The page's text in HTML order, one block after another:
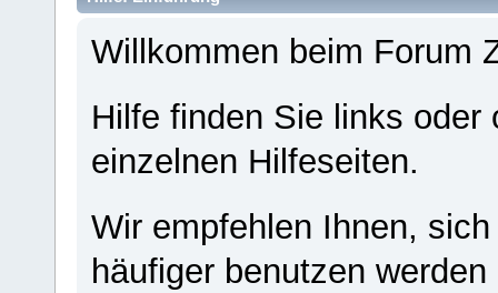
Willkommen beim Forum
Hilfe finden Sie links
einzelnen Hilfeseiten.
Wir empfehlen Ihnen,
häufiger benutzen